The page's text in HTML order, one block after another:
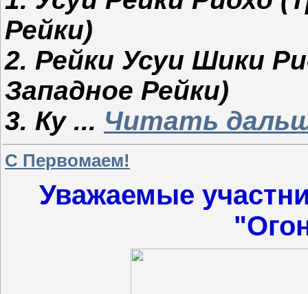
Рейки)
2. Рейки Усуи Шики
Западное Рейки)
3. Ку ... Читать
С Первомаем!
Уважаемые